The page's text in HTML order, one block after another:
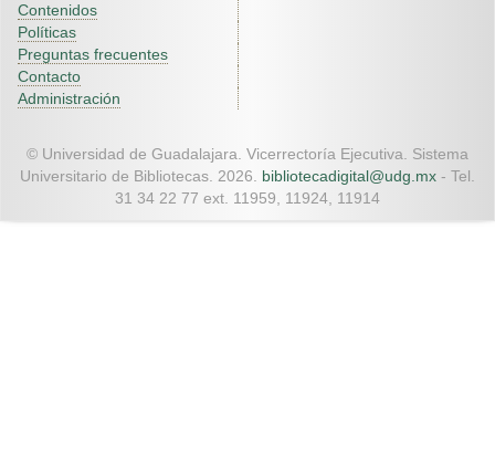
Contenidos
Políticas
Preguntas frecuentes
Contacto
Administración
© Universidad de Guadalajara. Vicerrectoría Ejecutiva. Sistema
Universitario de Bibliotecas. 2026. bibliotecadigital@udg.mx - Tel.
31 34 22 77 ext. 11959, 11924, 11914